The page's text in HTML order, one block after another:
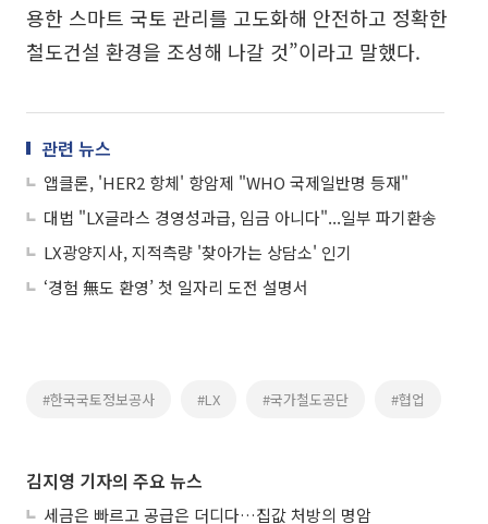
용한 스마트 국토 관리를 고도화해 안전하고 정확한
철도건설 환경을 조성해 나갈 것”이라고 말했다.
관련 뉴스
앱클론, 'HER2 항체' 항암제 "WHO 국제일반명 등재"
대법 "LX글라스 경영성과급, 임금 아니다"...일부 파기환송
LX광양지사, 지적측량 '찾아가는 상담소' 인기
‘경험 無도 환영’ 첫 일자리 도전 설명서
#한국국토정보공사 #LX #국가철도공단 #협업
김지영 기자의 주요 뉴스
세금은 빠르고 공급은 더디다…집값 처방의 명암